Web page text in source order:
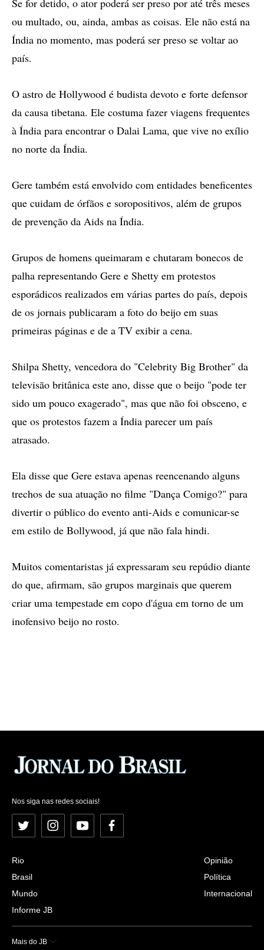
Se for detido, o ator poderá ser preso por até três meses
ou multado, ou, ainda, ambas as coisas. Ele não está na
Índia no momento, mas poderá ser preso se voltar ao
país.
O astro de Hollywood é budista devoto e forte defensor
da causa tibetana. Ele costuma fazer viagens frequentes
à Índia para encontrar o Dalai Lama, que vive no exílio
no norte da Índia.
Gere também está envolvido com entidades beneficentes
que cuidam de órfãos e soropositivos, além de grupos
de prevenção da Aids na Índia.
Grupos de homens queimaram e chutaram bonecos de
palha representando Gere e Shetty em protestos
esporádicos realizados em várias partes do país, depois
de os jornais publicaram a foto do beijo em suas
primeiras páginas e de a TV exibir a cena.
Shilpa Shetty, vencedora do "Celebrity Big Brother" da
televisão britânica este ano, disse que o beijo "pode ter
sido um pouco exagerado", mas que não foi obsceno, e
que os protestos fazem a Índia parecer um país
atrasado.
Ela disse que Gere estava apenas reencenando alguns
trechos de sua atuação no filme "Dança Comigo?" para
divertir o público do evento anti-Aids e comunicar-se
em estilo de Bollywood, já que não fala hindi.
Muitos comentaristas já expressaram seu repúdio diante
do que, afirmam, são grupos marginais que querem
criar uma tempestade em copo d'água em torno de um
inofensivo beijo no rosto.
Nos siga nas redes sociais!
Twitter InstagramYouTubeFacebook
Rio
Brasil
Mundo
Informe JB
Opinião
Política
Internacional
Mais do JB